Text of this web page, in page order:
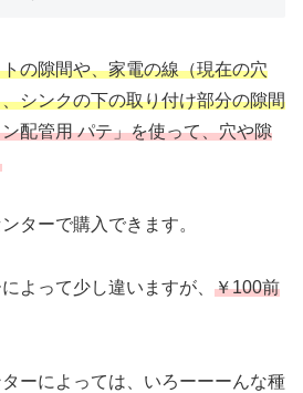
の隙間や、家電の線（現在の穴
シンクの下の取り付け部分の隙間
配管用 パテ」を使って、穴や隙
ターで購入できます。
よって少し違いますが、 ￥100前
ーによっては、いろーーーんな種